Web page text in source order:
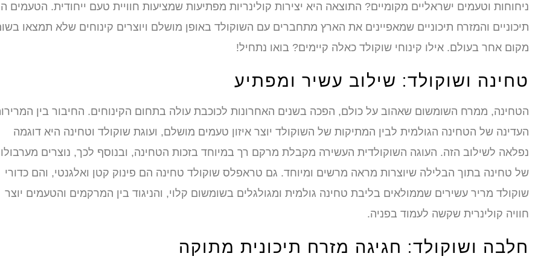
ניחוחות וטעמים ישראליים מקומיים? התוצאה היא יצירות קולינריות מפתיעות שמציעות חוויית טעם ייחודית. הטעמים
תיכוניים והמזרח תיכוניים שמאפיינים את הארץ מתחברים עם השוקולד באופן מושלם ויוצרים קינוחים שלא תמצאו
מקום אחר בעולם. אילו קינוחי שוקולד כאלה קיימים? בואו נתחיל!
טחינה ושוקולד: שילוב עשיר ומפתיע
הטחינה, ממרח השומשום שאהוב על כולם, הפכה בשנים האחרונות לכוכבת עולה בתחום הקינוחים. החיבור בין
העדינה של הטחינה הגולמית לבין המתיקות של השוקולד יוצר איזון טעמים מושלם, ועוגת שוקולד וטחינה היא דוגמה
נפלאה לשילוב הזה. העוגה השוקולדית העשירה מקבלת מרקם רך במיוחד בזכות הטחינה, ובנוסף לכך, נוצרים
של טחינה בתוך הבלילה שיוצרות מראה מרשים ומיוחד. גם טראפלס שוקולד טחינה הם פינוק קטן ואלגנטי, והם כדורי
שוקולד מריר עשירים שממולאים בליבת טחינה גולמית ומגולגלים בשומשום קלוי, והניגוד בין המרקמים והטעמים יוצר
חוויה קולינרית שקשה לעמוד בפניה.
חלבה ושוקולד: חגיגה מזרח תיכונית מתוקה